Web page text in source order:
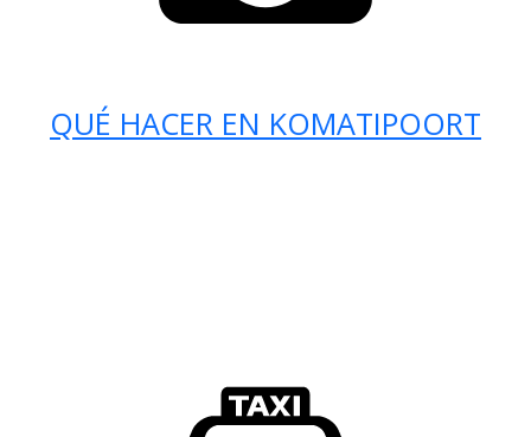
QUÉ HACER EN KOMATIPOORT